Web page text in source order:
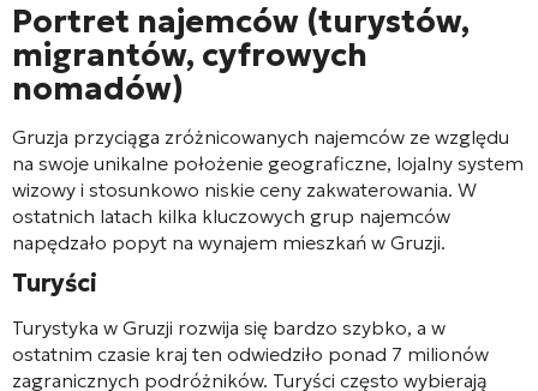
Portret najemców (turystów,
migrantów, cyfrowych
nomadów)
Gruzja przyciąga zróżnicowanych najemców ze względu
na swoje unikalne położenie geograficzne, lojalny system
wizowy i stosunkowo niskie ceny zakwaterowania. W
ostatnich latach kilka kluczowych grup najemców
napędzało popyt na wynajem mieszkań w Gruzji.
Turyści
Turystyka w Gruzji rozwija się bardzo szybko, a w
ostatnim czasie kraj ten odwiedziło ponad 7 milionów
zagranicznych podróżników. Turyści często wybierają